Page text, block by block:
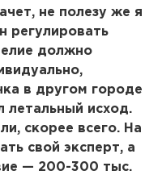
не полезу же я
регулировать
должно
в другом городе
летальный исход.
скорее всего. На
свой эксперт, а
— 200-300 тыс.